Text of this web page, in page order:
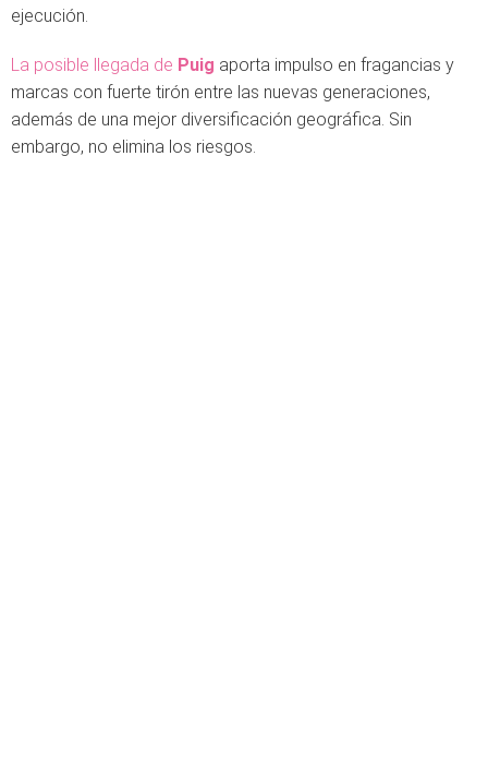
ejecución.
La posible llegada de Puig aporta impulso en fragancias y
marcas con fuerte tirón entre las nuevas generaciones,
además de una mejor diversificación geográfica. Sin
embargo, no elimina los riesgos.